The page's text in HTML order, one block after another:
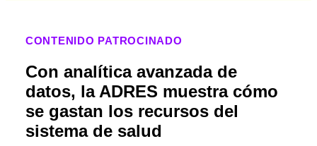
CONTENIDO PATROCINADO
Con analítica avanzada de
datos, la ADRES muestra cómo
se gastan los recursos del
sistema de salud